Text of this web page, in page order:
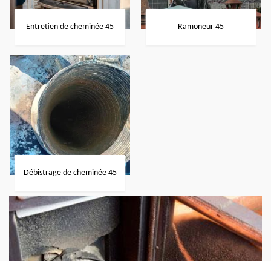
Entretien de cheminée 45 Ramoneur 45
Débistrage de cheminée 45